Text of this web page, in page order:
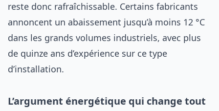
reste donc rafraîchissable. Certains fabricants
annoncent un abaissement jusqu’à moins 12 °C
dans les grands volumes industriels, avec plus
de quinze ans d’expérience sur ce type
d’installation.
L’argument énergétique qui change tout